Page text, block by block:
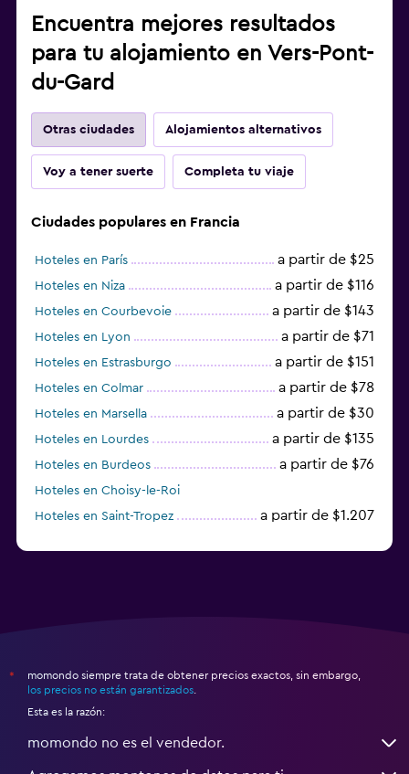
Encuentra mejores resultados
para tu alojamiento en Vers-Pont-
du-Gard
Otras ciudades Alojamientos alternativos
Voy a tener suerte Completa tu viaje
Ciudades populares en Francia
Hoteles en París a partir de $25
Hoteles en Niza a partir de $116
Hoteles en Courbevoie a partir de $143
Hoteles en Lyon a partir de $71
Hoteles en Estrasburgo a partir de $151
Hoteles en Colmar a partir de $78
Hoteles en Marsella a partir de $30
Hoteles en Lourdes a partir de $135
Hoteles en Burdeos a partir de $76
Hoteles en Choisy-le-Roi
Hoteles en Saint-Tropez
a partir de $1.207
*
momondo siempre trata de obtener precios exactos, sin embargo,
los precios no están garantizados
Esta es la razón:
momondo no es el vendedor.